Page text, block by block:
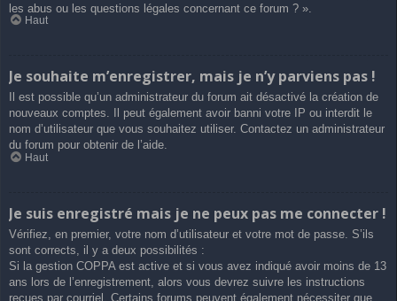
les abus ou les questions légales concernant ce forum ? ».
Haut
Je souhaite m’enregistrer, mais je n’y parviens pas !
Il est possible qu’un administrateur du forum ait désactivé la création de
nouveaux comptes. Il peut également avoir banni votre IP ou interdit le
nom d’utilisateur que vous souhaitez utiliser. Contactez un administrateur
du forum pour obtenir de l’aide.
Haut
Je suis enregistré mais je ne peux pas me connecter !
Vérifiez, en premier, votre nom d’utilisateur et votre mot de passe. S’ils
sont corrects, il y a deux possibilités :
Si la gestion COPPA est active et si vous avez indiqué avoir moins de 13
ans lors de l’enregistrement, alors vous devrez suivre les instructions
reçues par courriel. Certains forums peuvent également nécessiter que